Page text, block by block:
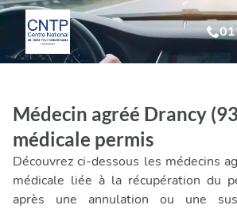
Test Psychotechnique
Test Psychotechniquesuite à
Médecin agréé Drancy
médicale permis
Découvrez ci-dessous les médecins
médicale liée à la récupération du
après une annulation ou une